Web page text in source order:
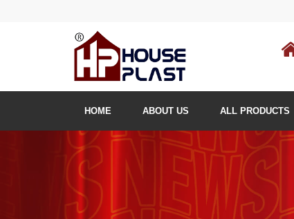
HOME ABOUT US ALL PRODUCTS